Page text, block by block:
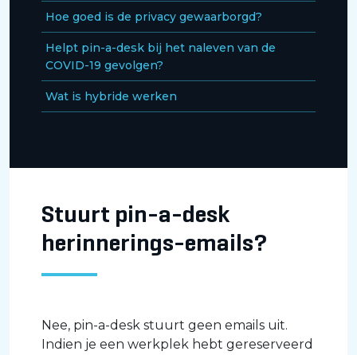
Hoe goed is de privacy gewaarborgd?
Helpt pin-a-desk bij het naleven van de
COVID-19 gevolgen?
Wat is hybride werken
Stuurt pin-a-desk
herinnerings-emails?
Nee, pin-a-desk stuurt geen emails uit.
Indien je een werkplek hebt gereserveerd